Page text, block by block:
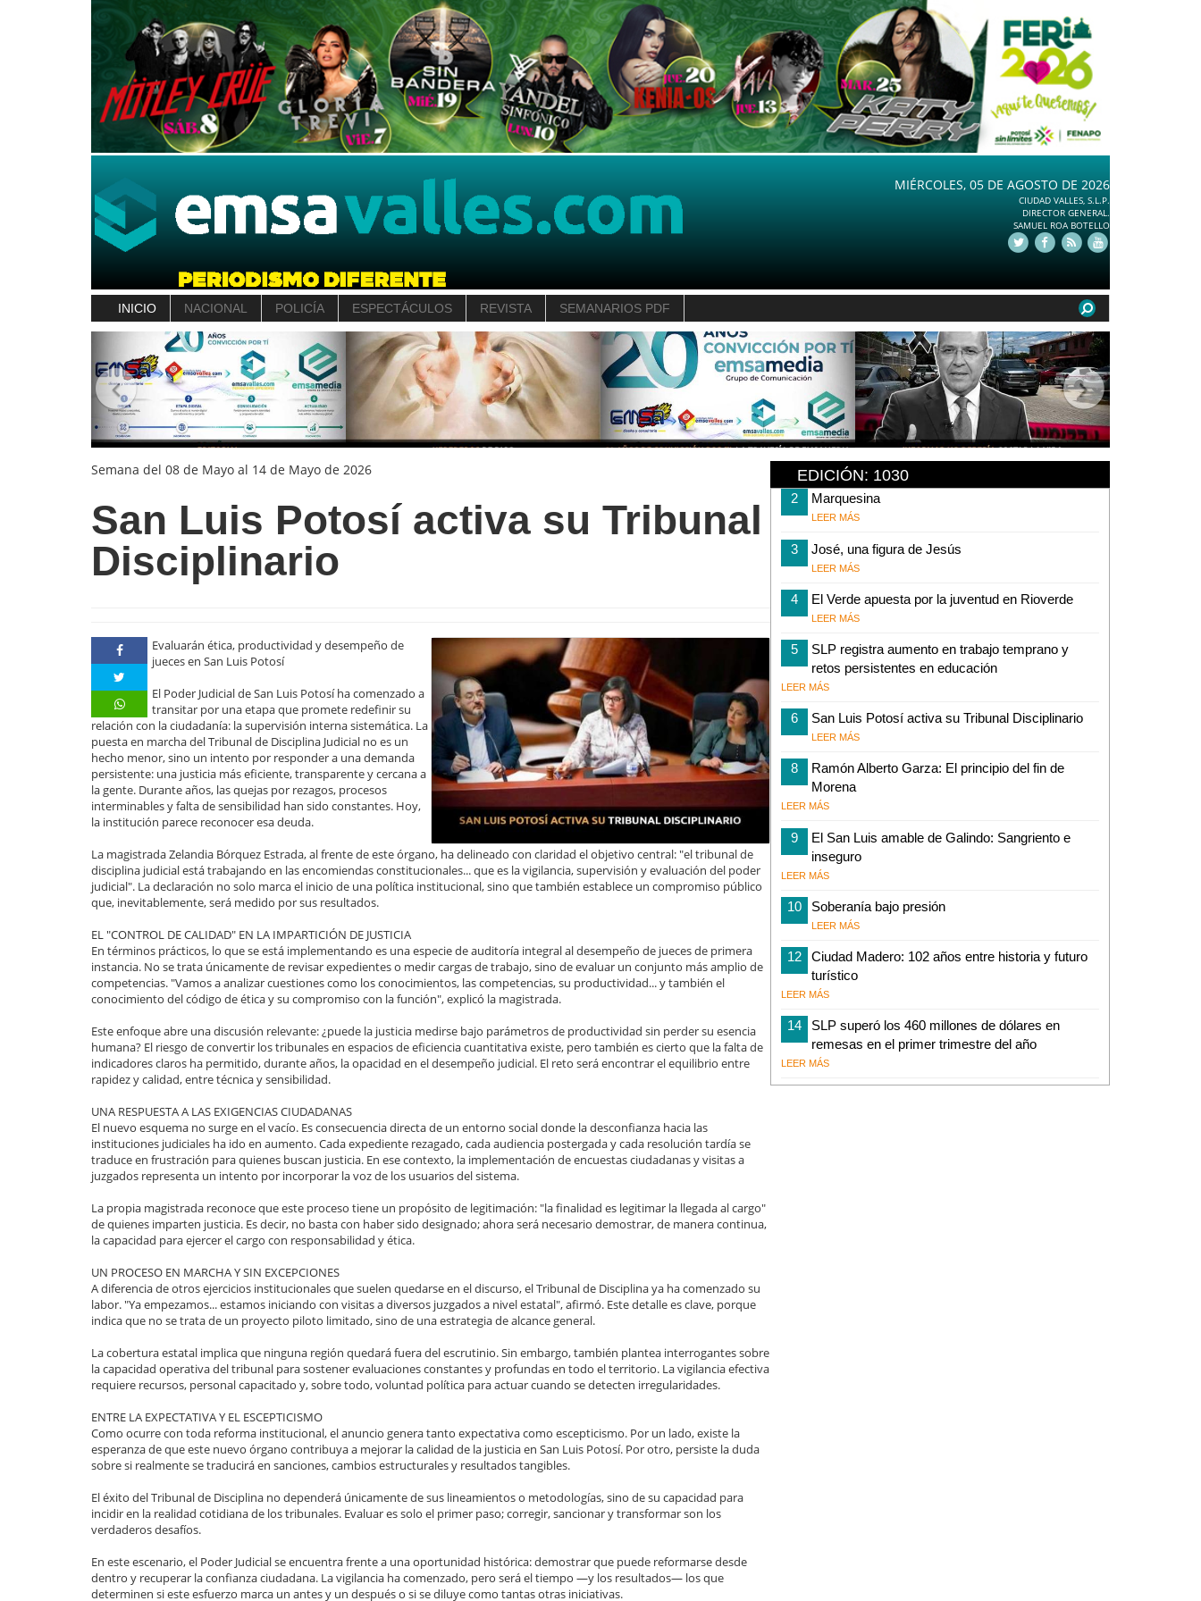
MIÉRCOLES, 05 DE AGOSTO DE 2026
CIUDAD VALLES, S.L.P.
DIRECTOR GENERAL.
SAMUEL ROA BOTELLO
INICIO NACIONAL POLICÍA ESPECTÁCULOS REVISTA SEMANARIOS PDF
Semana del 08 de Mayo al 14 de Mayo de 2026
San Luis Potosí activa su Tribunal
Disciplinario
Evaluarán ética, productividad y desempeño de
jueces en San Luis Potosí
El Poder Judicial de San Luis Potosí ha comenzado a
transitar por una etapa que promete redefinir su
relación con la ciudadanía: la supervisión interna sistemática. La
puesta en marcha del Tribunal de Disciplina Judicial no es un
hecho menor, sino un intento por responder a una demanda
persistente: una justicia más eficiente, transparente y cercana a
la gente. Durante años, las quejas por rezagos, procesos
interminables y falta de sensibilidad han sido constantes. Hoy,
la institución parece reconocer esa deuda.
La magistrada Zelandia Bórquez Estrada, al frente de este órgano, ha delineado con claridad el objetivo central: "el tribunal de
disciplina judicial está trabajando en las encomiendas constitucionales... que es la vigilancia, supervisión y evaluación del poder
judicial". La declaración no solo marca el inicio de una política institucional, sino que también establece un compromiso público
que, inevitablemente, será medido por sus resultados.
EL "CONTROL DE CALIDAD" EN LA IMPARTICIÓN DE JUSTICIA
En términos prácticos, lo que se está implementando es una especie de auditoría integral al desempeño de jueces de primera
instancia. No se trata únicamente de revisar expedientes o medir cargas de trabajo, sino de evaluar un conjunto más amplio de
competencias. "Vamos a analizar cuestiones como los conocimientos, las competencias, su productividad... y también el
conocimiento del código de ética y su compromiso con la función", explicó la magistrada.
Este enfoque abre una discusión relevante: ¿puede la justicia medirse bajo parámetros de productividad sin perder su esencia
humana? El riesgo de convertir los tribunales en espacios de eficiencia cuantitativa existe, pero también es cierto que la falta de
indicadores claros ha permitido, durante años, la opacidad en el desempeño judicial. El reto será encontrar el equilibrio entre
rapidez y calidad, entre técnica y sensibilidad.
UNA RESPUESTA A LAS EXIGENCIAS CIUDADANAS
El nuevo esquema no surge en el vacío. Es consecuencia directa de un entorno social donde la desconfianza hacia las
instituciones judiciales ha ido en aumento. Cada expediente rezagado, cada audiencia postergada y cada resolución tardía se
traduce en frustración para quienes buscan justicia. En ese contexto, la implementación de encuestas ciudadanas y visitas a
juzgados representa un intento por incorporar la voz de los usuarios del sistema.
La propia magistrada reconoce que este proceso tiene un propósito de legitimación: "la finalidad es legitimar la llegada al cargo"
de quienes imparten justicia. Es decir, no basta con haber sido designado; ahora será necesario demostrar, de manera continua,
la capacidad para ejercer el cargo con responsabilidad y ética.
UN PROCESO EN MARCHA Y SIN EXCEPCIONES
A diferencia de otros ejercicios institucionales que suelen quedarse en el discurso, el Tribunal de Disciplina ya ha comenzado su
labor. "Ya empezamos... estamos iniciando con visitas a diversos juzgados a nivel estatal", afirmó. Este detalle es clave, porque
indica que no se trata de un proyecto piloto limitado, sino de una estrategia de alcance general.
La cobertura estatal implica que ninguna región quedará fuera del escrutinio. Sin embargo, también plantea interrogantes sobre
la capacidad operativa del tribunal para sostener evaluaciones constantes y profundas en todo el territorio. La vigilancia efectiva
requiere recursos, personal capacitado y, sobre todo, voluntad política para actuar cuando se detecten irregularidades.
ENTRE LA EXPECTATIVA Y EL ESCEPTICISMO
Como ocurre con toda reforma institucional, el anuncio genera tanto expectativa como escepticismo. Por un lado, existe la
esperanza de que este nuevo órgano contribuya a mejorar la calidad de la justicia en San Luis Potosí. Por otro, persiste la duda
sobre si realmente se traducirá en sanciones, cambios estructurales y resultados tangibles.
El éxito del Tribunal de Disciplina no dependerá únicamente de sus lineamientos o metodologías, sino de su capacidad para
incidir en la realidad cotidiana de los tribunales. Evaluar es solo el primer paso; corregir, sancionar y transformar son los
verdaderos desafíos.
En este escenario, el Poder Judicial se encuentra frente a una oportunidad histórica: demostrar que puede reformarse desde
dentro y recuperar la confianza ciudadana. La vigilancia ha comenzado, pero será el tiempo —y los resultados— los que
determinen si este esfuerzo marca un antes y un después o si se diluye como tantas otras iniciativas.
EDICIÓN: 1030
2 Marquesina
LEER MÁS
3 José, una figura de Jesús
LEER MÁS
4 El Verde apuesta por la juventud en Rioverde
LEER MÁS
5
SLP registra aumento en trabajo temprano y
retos persistentes en educación
LEER MÁS
6 San Luis Potosí activa su Tribunal Disciplinario
LEER MÁS
8
Ramón Alberto Garza: El principio del fin de
Morena
LEER MÁS
9
El San Luis amable de Galindo: Sangriento e
inseguro
LEER MÁS
10 Soberanía bajo presión
LEER MÁS
12
Ciudad Madero: 102 años entre historia y futuro
turístico
LEER MÁS
14
SLP superó los 460 millones de dólares en
remesas en el primer trimestre del año
LEER MÁS